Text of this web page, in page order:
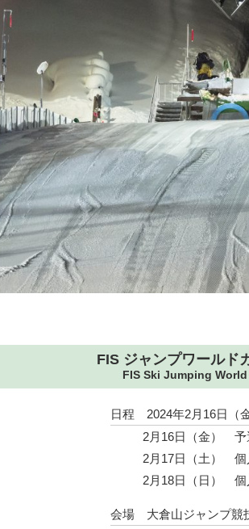
FIS ジャンプワールド
FIS Ski Jumping
日程 2024年2月16日（
2月16日（金） 予
2月17日（土） 個
2月18日（日） 個
会場 大倉山ジャンプ競